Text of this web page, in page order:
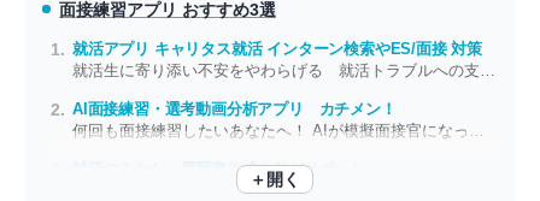
面接練習アプリ おすすめ3選
就活アプリ キャリタス就活 インターン検索やES/面接 対策
就活生に寄り添い不安をやわらげる 就活トラブルへの支援も充実
AI面接練習・選考動画分析アプリ カチメン！
何回も面接練習したいあなたへ！ AIが模擬面接官になってくれますよ
就活のみかた、履歴書作成をAIがサポート
AI面接官が質問しフィードバックを提供
＋開く